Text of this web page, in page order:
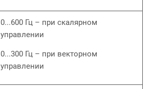
0...600 Гц – при скалярном
управлении
0...300 Гц – при векторном
управлении